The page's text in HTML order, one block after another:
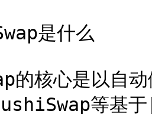
是什么
的核心是以自
等基